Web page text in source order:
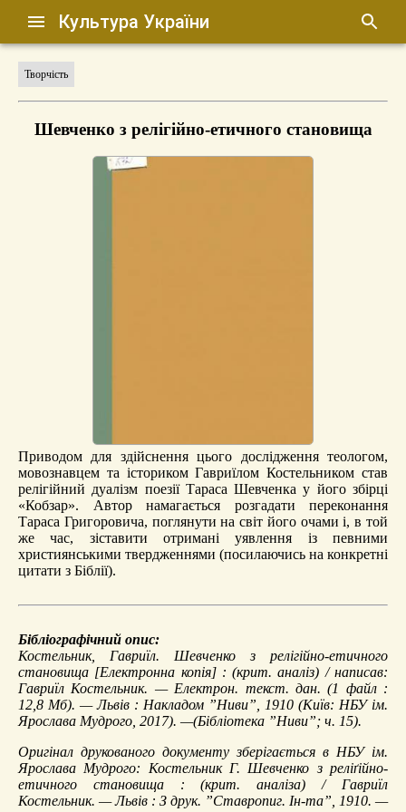
Культура України
Творчість
Шевченко з релігійно-етичного становища
Приводом для здійснення цього дослідження теологом,
мовознавцем та істориком Гавриїлом Костельником став
релігійний дуалізм поезії Тараса Шевченка у його збірці
«Кобзар». Автор намагається розгадати переконання
Тараса Григоровича, поглянути на світ його очами і, в той
же час, зіставити отримані уявлення із певними
християнськими твердженнями (посилаючись на конкретні
цитати з Біблії).
Бібліографічний опис:
Костельник, Гавриїл. Шевченко з релігійно-етичного
становища [Електронна копія] : (крит. аналіз) / написав:
Гавриїл Костельник. — Електрон. текст. дан. (1 файл :
12,8 Мб). — Львів : Накладом ”Ниви”, 1910 (Київ: НБУ ім.
Ярослава Мудрого, 2017). —(Бібліотека ”Ниви”; ч. 15).
Оригінал друкованого документу зберігається в НБУ ім.
Ярослава Мудрого: Костельник Г. Шевченко з реліґійно-
етичного становища : (крит. аналіза) / Гавриїл
Костельник. — Львів : З друк. ”Ставропиг. Ін-та”, 1910. —